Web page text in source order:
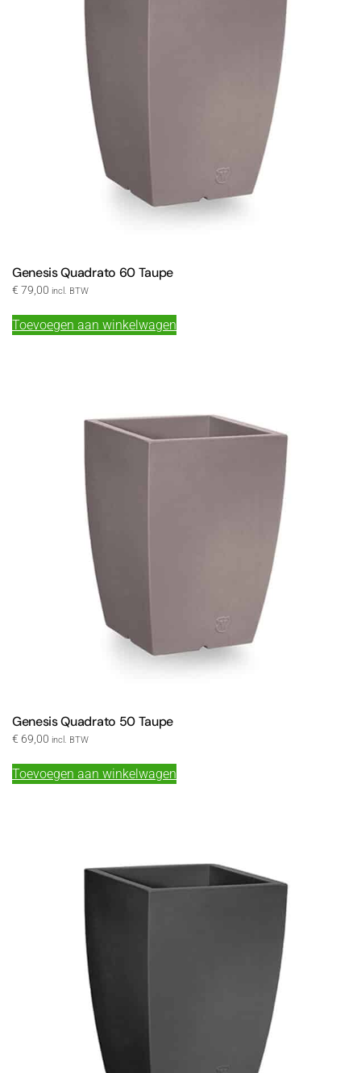
Genesis Quadrato 60 Taupe
€ 79,00 incl. BTW
Toevoegen aan winkelwagen
Genesis Quadrato 50 Taupe
€ 69,00 incl. BTW
Toevoegen aan winkelwagen